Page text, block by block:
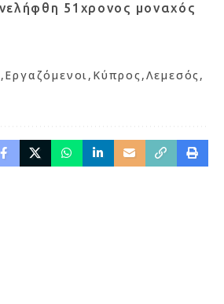
51χρονος μοναχός
Εργαζόμενοι Κύπρος Λεμεσός